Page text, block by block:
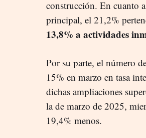
construcción. En cuanto
principal, el 21,2%
13,8% a actividades
Por su parte, el número
15% en marzo en tasa
dichas ampliaciones
la de marzo de 2025,
19,4% menos.